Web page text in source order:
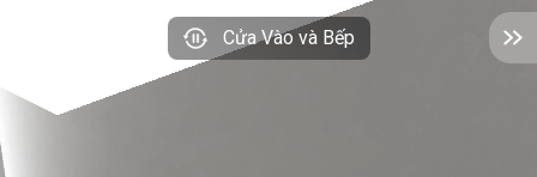
Cửa Vào và Bếp